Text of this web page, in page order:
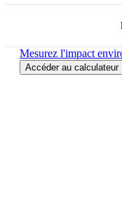
Mesurez l'impact
Accéder au calculateur